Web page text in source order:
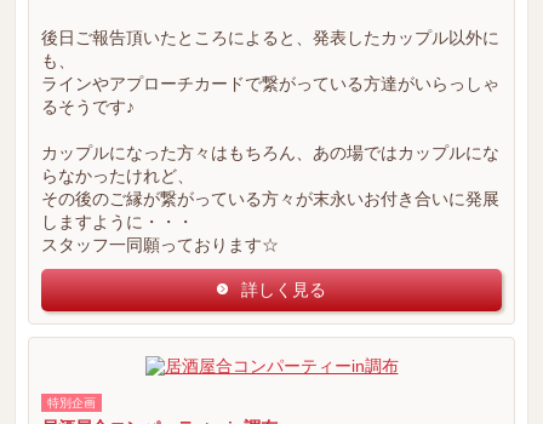
後日ご報告頂いたところによると、発表したカップル以外に
も、
ラインやアプローチカードで繋がっている方達がいらっしゃ
るそうです♪
カップルになった方々はもちろん、あの場ではカップルにな
らなかったけれど、
その後のご縁が繋がっている方々が末永いお付き合いに発展
しますように・・・
スタッフ一同願っております☆
詳しく見る
特別企画